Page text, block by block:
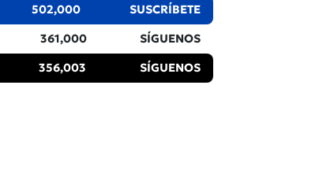
502,000 SUSCRÍBETE
361,000 SÍGUENOS
356,003 SÍGUENOS